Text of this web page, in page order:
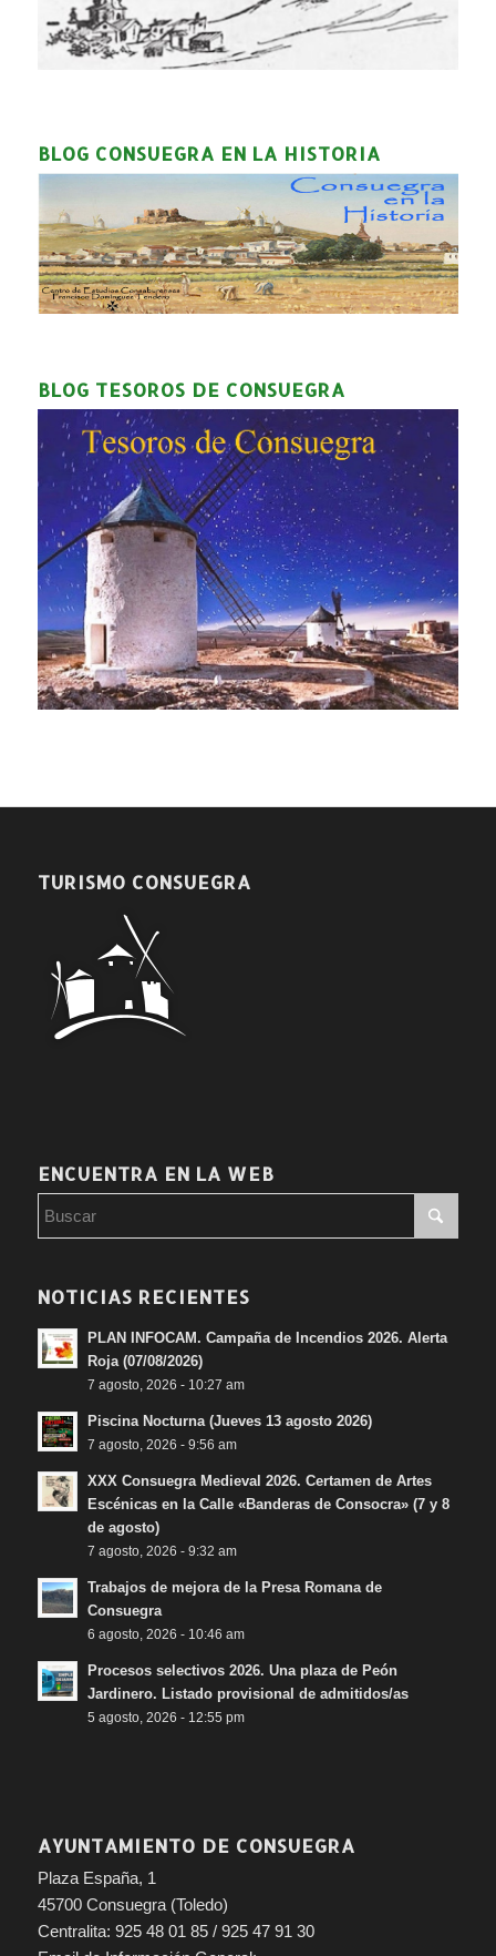
BLOG CONSUEGRA EN LA HISTORIA
BLOG TESOROS DE CONSUEGRA
TURISMO CONSUEGRA
ENCUENTRA EN LA WEB
NOTICIAS RECIENTES
PLAN INFOCAM. Campaña de Incendios 2026. Alerta
Roja (07/08/2026)
7 agosto, 2026 - 10:27 am
Piscina Nocturna (Jueves 13 agosto 2026)
7 agosto, 2026 - 9:56 am
XXX Consuegra Medieval 2026. Certamen de Artes
Escénicas en la Calle «Banderas de Consocra» (7 y 8
de agosto)
7 agosto, 2026 - 9:32 am
Trabajos de mejora de la Presa Romana de
Consuegra
6 agosto, 2026 - 10:46 am
Procesos selectivos 2026. Una plaza de Peón
Jardinero. Listado provisional de admitidos/as
5 agosto, 2026 - 12:55 pm
AYUNTAMIENTO DE CONSUEGRA
Plaza España, 1
45700 Consuegra (Toledo)
Centralita: 925 48 01 85 / 925 47 91 30